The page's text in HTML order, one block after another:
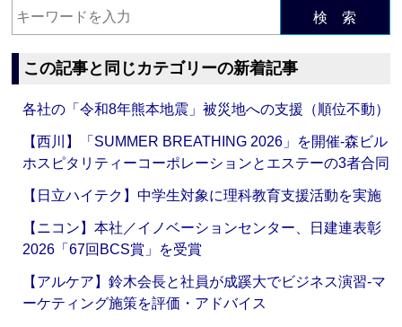
検 索
この記事と同じカテゴリーの新着記事
各社の「令和8年熊本地震」被災地への支援（順位不動）
【西川】「SUMMER BREATHING 2026」を開催‐森ビル
ホスピタリティーコーポレーションとエステーの3者合同
【日立ハイテク】中学生対象に理科教育支援活動を実施
【ニコン】本社／イノベーションセンター、日建連表彰
2026「67回BCS賞」を受賞
【アルケア】鈴木会長と社員が成蹊大でビジネス演習‐マ
ーケティング施策を評価・アドバイス